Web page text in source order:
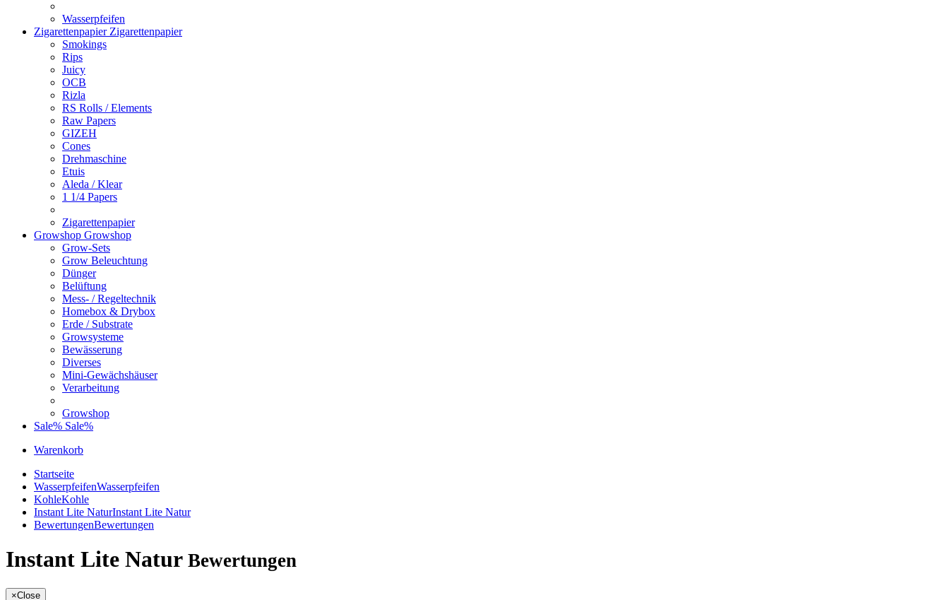
Wasserpfeifen
Zigarettenpapier Zigarettenpapier
Smokings
Rips
Juicy
OCB
Rizla
RS Rolls / Elements
Raw Papers
GIZEH
Cones
Drehmaschine
Etuis
Aleda / Klear
1 1/4 Papers
Zigarettenpapier
Growshop Growshop
Grow-Sets
Grow Beleuchtung
Dünger
Belüftung
Mess- / Regeltechnik
Homebox & Drybox
Erde / Substrate
Growsysteme
Bewässerung
Diverses
Mini-Gewächshäuser
Verarbeitung
Growshop
Sale% Sale%
Warenkorb
Startseite
WasserpfeifenWasserpfeifen
KohleKohle
Instant Lite NaturInstant Lite Natur
BewertungenBewertungen
Instant Lite Natur Bewertungen
×Close